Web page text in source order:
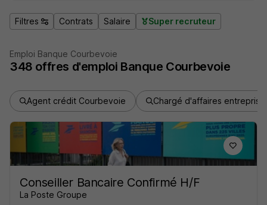
Filtres Contrats Salaire Super recruteur
Emploi Banque Courbevoie
348 offres d'emploi Banque Courbevoie
Agent crédit Courbevoie Chargé d'affaires
Conseiller Bancaire Confirmé H/F
La Poste Groupe